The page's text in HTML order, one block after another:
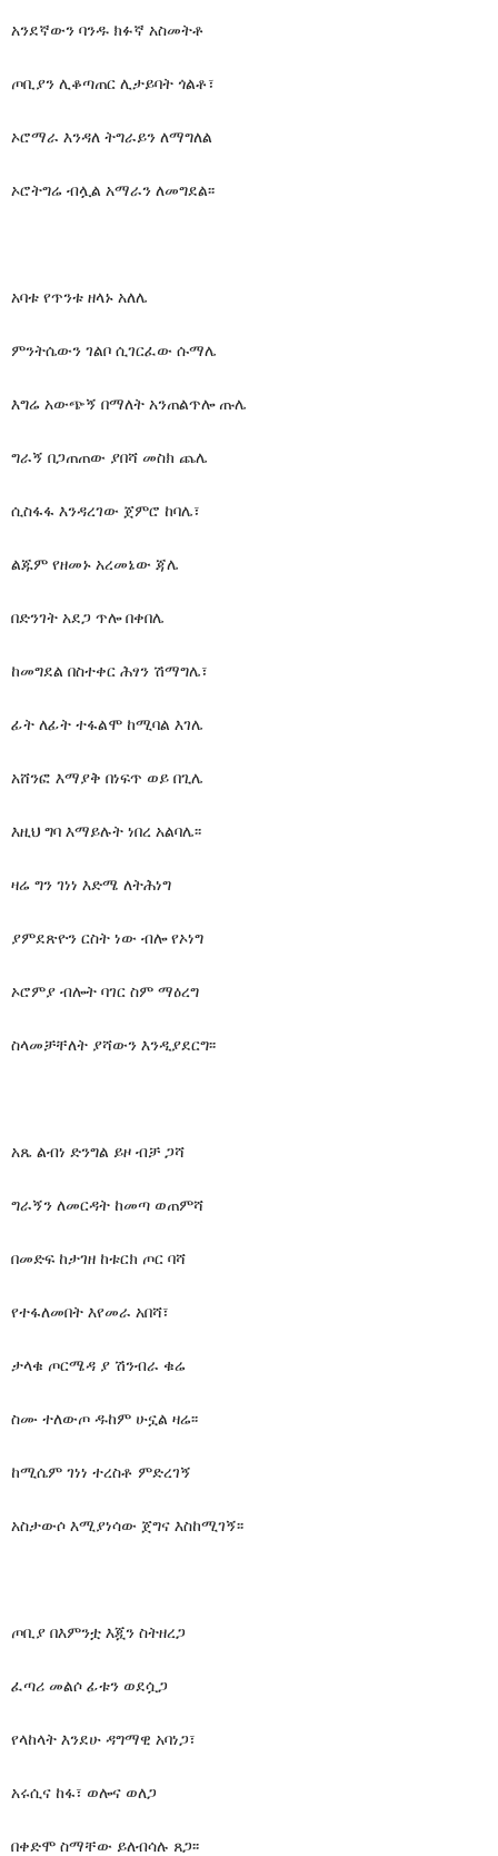
አንደኛውን ባንዱ ክፉኛ አስመትቶ
ጦቢያን ሊቆጣጠር ሊታይባት ጎልቶ፣
ኦሮማራ እንዳለ ትግራይን ለማግለል
ኦሮትግሬ ብሏል አማራን ለመግደል፡፡
አባቱ የጥንቱ ዘላኑ አለሌ
ምንትሴውን ገልቦ ሲገርፈው ሱማሌ
እግሬ አውጭኝ በማለት አንጠልጥሎ ጡሌ
ግራኝ በጋጠጠው ያበሻ መስክ ጨሌ
ሲስፋፋ እንዳረገው ጀምሮ ከባሌ፣
ልጁም የዘመኑ አረመኔው ጃሌ
በድንገት አደጋ ጥሎ በቀበሌ
ከመግደል በስተቀር ሕፃን ሽማግሌ፣
ፊት ለፊት ተፋልሞ ከሚባል እገሌ
አሸንፎ እማያቅ በነፍጥ ወይ በጊሌ
እዚህ ግባ እማይሉት ነበረ አልባሌ፡፡
ዛሬ ግን ገነነ እድሜ ለትሕነግ
ያምደጽዮን ርስት ነው ብሎ የኦነግ
ኦሮምያ ብሎት ባገር ስም ማዕረግ
ስላመቻቸለት ያሻውን እንዲያደርግ፡፡
አጼ ልብነ ድንግል ይዞ ብቻ ጋሻ
ግራኝን ለመርዳት ከመጣ ወጠምሻ
በመድፍ ከታገዘ ከቱርክ ጦር ባሻ
የተፋለመበት እየመራ አበሻ፣
ታላቁ ጦርሜዳ ያ ሽንብራ ቁሬ
ስሙ ተለውጦ ዱከም ሁኗል ዛሬ፡፡
ከሚሴም ገነነ ተረስቶ ምድረገኝ
አስታውሶ እሚያነሳው ጀግና እስከሚገኝ፡፡
ጦቢያ በእምንቷ እጇን ስትዘረጋ
ፈጣሪ መልሶ ፊቱን ወደሷጋ
የላከላት እንደሁ ዳግማዊ አባነጋ፣
አሩሲና ከፋ፣ ወሎና ወለጋ
በቀድሞ ስማቸው ይለብሳሉ ጸጋ፡፡